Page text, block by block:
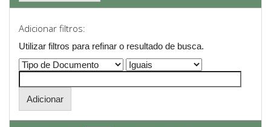
Adicionar filtros:
Utilizar filtros para refinar o resultado de busca.